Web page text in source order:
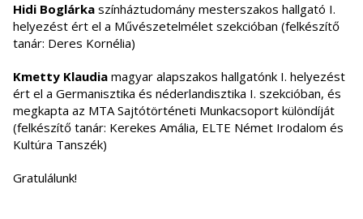
Hidi Boglárka színháztudomány mesterszakos hallgató I.
helyezést ért el a Művészetelmélet szekcióban (felkészítő
tanár: Deres Kornélia)
Kmetty Klaudia magyar alapszakos hallgatónk I. helyezést
ért el a Germanisztika és néderlandisztika I. szekcióban, és
megkapta az MTA Sajtótörténeti Munkacsoport különdíját
(felkészítő tanár: Kerekes Amália, ELTE Német Irodalom és
Kultúra Tanszék)
Gratulálunk!